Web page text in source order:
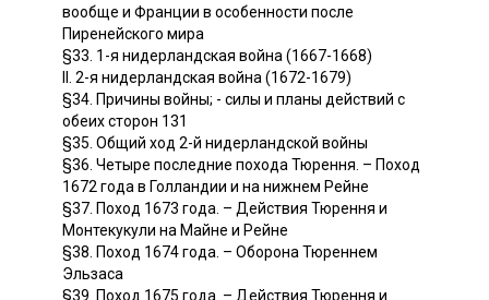
вообще и Франции в особенности после
Пиренейского мира
§33. 1-я нидерландская война (1667-1668)
II. 2-я нидерландская война (1672-1679)
§34. Причины войны; - силы и планы действий с
обеих сторон 131
§35. Общий ход 2-й нидерландской войны
§36. Четыре последние похода Тюрення. – Поход
1672 года в Голландии и на нижнем Рейне
§37. Поход 1673 года. – Действия Тюрення и
Монтекукули на Майне и Рейне
§38. Поход 1674 года. – Оборона Тюреннем
Эльзаса
§39. Поход 1675 года. – Действия Тюрення и